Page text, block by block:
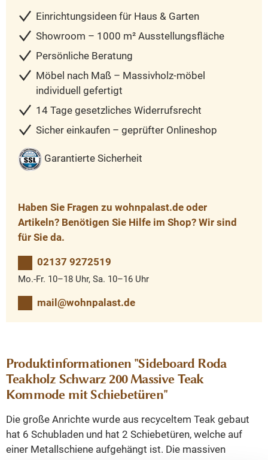
Einrichtungsideen für Haus & Garten
Showroom – 1000 m² Ausstellungsfläche
Persönliche Beratung
Möbel nach Maß – Massivholz-möbel
individuell gefertigt
14 Tage gesetzliches Widerrufsrecht
Sicher einkaufen – geprüfter Onlineshop
Garantierte Sicherheit
Haben Sie Fragen zu wohnpalast.de oder
Artikeln? Benötigen Sie Hilfe im Shop? Wir sind
für Sie da.
02137 9272519
Mo.-Fr. 10–18 Uhr, Sa. 10–16 Uhr
mail@wohnpalast.de
Produktinformationen "Sideboard Roda
Teakholz Schwarz 200 Massive Teak
Kommode mit Schiebetüren"
Die große Anrichte wurde aus recyceltem Teak gebaut
hat 6 Schubladen und hat 2 Schiebetüren, welche auf
einer Metallschiene aufgehängt ist. Die massiven